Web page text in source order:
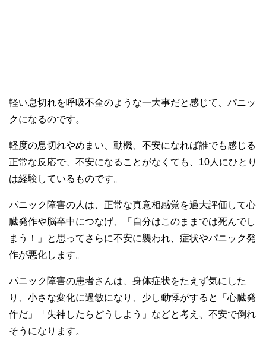
軽い息切れを呼吸不全のような一大事だと感じて、パニッ
クになるのです。
軽度の息切れやめまい、動機、不安になれば誰でも感じる
正常な反応で、不安になることがなくても、10人にひとり
は経験しているものです。
パニック障害の人は、正常な真意相感覚を過大評価して心
臓発作や脳卒中につなげ、「自分はこのままでは死んでし
まう！」と思ってさらに不安に襲われ、症状やパニック発
作が悪化します。
パニック障害の患者さんは、身体症状をたえず気にした
り、小さな変化に過敏になり、少し動悸がすると「心臓発
作だ」「失神したらどうしよう」などと考え、不安で倒れ
そうになります。